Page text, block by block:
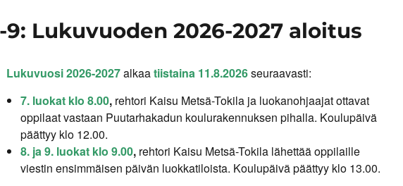
Lukuvuoden 2026-2027 aloitus
Lukuvuosi 2026-2027alkaatiistaina 11.8.2026seuraavasti:
7. luokat klo 8.00, rehtori Kaisu Metsä-Tokila ja luokanohjaajat ottavat
oppilaat vastaan Puutarhakadun koulurakennuksen pihalla. Koulupäivä
päättyy klo 12.00.
8. ja 9. luokat klo 9.00, rehtori Kaisu Metsä-Tokila lähettää oppilaille
viestin ensimmäisen päivän luokkatiloista. Koulupäivä päättyy klo 13.00.